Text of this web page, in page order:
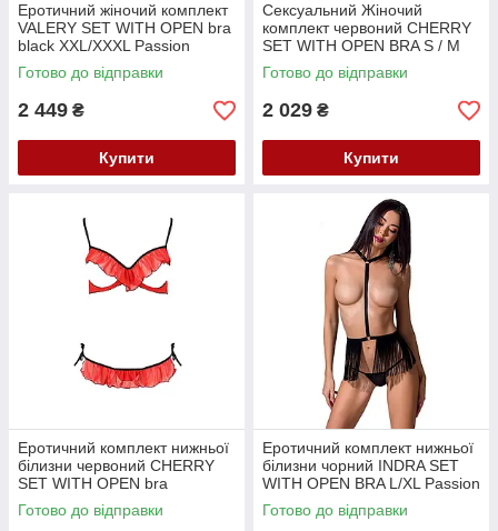
Еротичний жіночий комплект
VALERY SET WITH OPEN bra
black XXL/XXXL Passion
Exclusive Кайф
Готово до відправки
2 449 ₴
Купити
Сексуальний Жіночий
комплект червоний CHERRY
SET WITH OPEN BRA S / M
Passion Exclusive Кайф
Готово до відправки
2 029 ₴
Купити
Еротичний комплект нижньої
білизни червоний CHERRY
SET WITH OPEN bra
XXL/XXXL Passion Exclusive
Кайф
Готово до відправки
Еротичний комплект нижньої
білизни чорний INDRA SET
WITH OPEN BRA L/XL Passion
Exclusive Кайф
Готово до відправки